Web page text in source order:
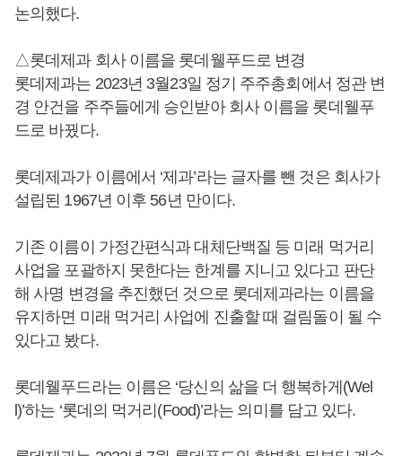
논의했다.
△롯데제과 회사 이름을 롯데웰푸드로 변경
롯데제과는 2023년 3월23일 정기 주주총회에서 정관 변
경 안건을 주주들에게 승인받아 회사 이름을 롯데웰푸
드로 바꿨다.
롯데제과가 이름에서 ‘제과’라는 글자를 뺀 것은 회사가
설립된 1967년 이후 56년 만이다.
기존 이름이 가정간편식과 대체단백질 등 미래 먹거리
사업을 포괄하지 못한다는 한계를 지니고 있다고 판단
해 사명 변경을 추진했던 것으로 롯데제과라는 이름을
유지하면 미래 먹거리 사업에 진출할 때 걸림돌이 될 수
있다고 봤다.
롯데웰푸드라는 이름은 ‘당신의 삶을 더 행복하게(Wel
l)’하는 ‘롯데의 먹거리(Food)’라는 의미를 담고 있다.